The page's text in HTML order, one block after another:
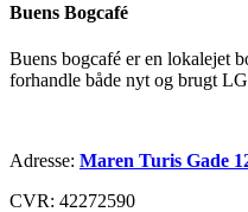
Buens Bogcafé
Buens bogcafé er en lokalejet
forhandle både nyt og brugt
Adresse: Maren Turis Gade
CVR: 42272590